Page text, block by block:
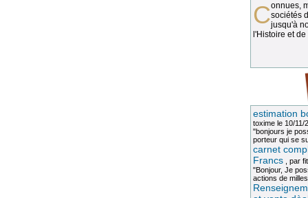
Connues, méconnues, ou inconnues, lessociétés
jusqu'à
l'Histoire et
estimation
toximele 10/11/
"bonjours je
porteur qui se
carnet
Francs, par
"Bonjour, Je
actions de